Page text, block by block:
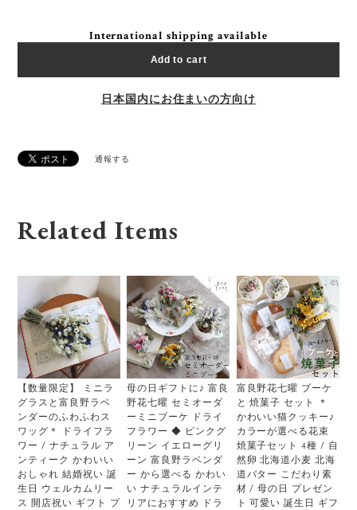
International shipping available
Add to cart
日本国内にお住まいの方向け
通報する
Related Items
【数量限定】 ミニラ
グラスと富良野ラベ
ンダーのふわふわス
ワッグ＊ ドライフラ
ワー / ナチュラル ア
ンティーク かわいい
おしゃれ 結婚祝い 誕
生日 ウェルカムリー
ス 開店祝い ギフト プ
母の日ギフトに♪ 富良
野花七曜 セミオーダ
ーミニブーケ ドライ
フラワー ◆ ピンクグ
リーン イエローグリ
ーン 富良野ラベンダ
ー から選べる かわい
い ナチュラルインテ
リアにおすすめ ドラ
富良野花七曜 ブーケ
と 焼菓子 セット ＊
かわいい猫クッキー♪
カラーが選べる花束
焼菓子セット 4種 / 自
然卵 北海道小麦 北海
道バター こだわり素
材 / 母の日 プレゼン
ト 可愛い 誕生日 ギフ